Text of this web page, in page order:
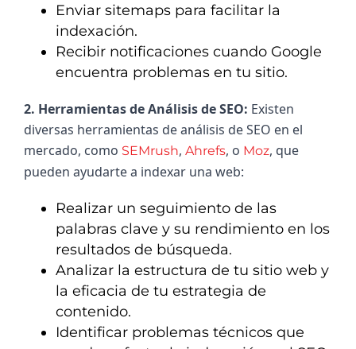
Enviar sitemaps para facilitar la
indexación.
Recibir notificaciones cuando Google
encuentra problemas en tu sitio.
2. Herramientas de Análisis de SEO: Existen
diversas herramientas de análisis de SEO en el
mercado, como SEMrush, Ahrefs, o Moz, que
pueden ayudarte a indexar una web:
Realizar un seguimiento de las
palabras clave y su rendimiento en los
resultados de búsqueda.
Analizar la estructura de tu sitio web y
la eficacia de tu estrategia de
contenido.
Identificar problemas técnicos que